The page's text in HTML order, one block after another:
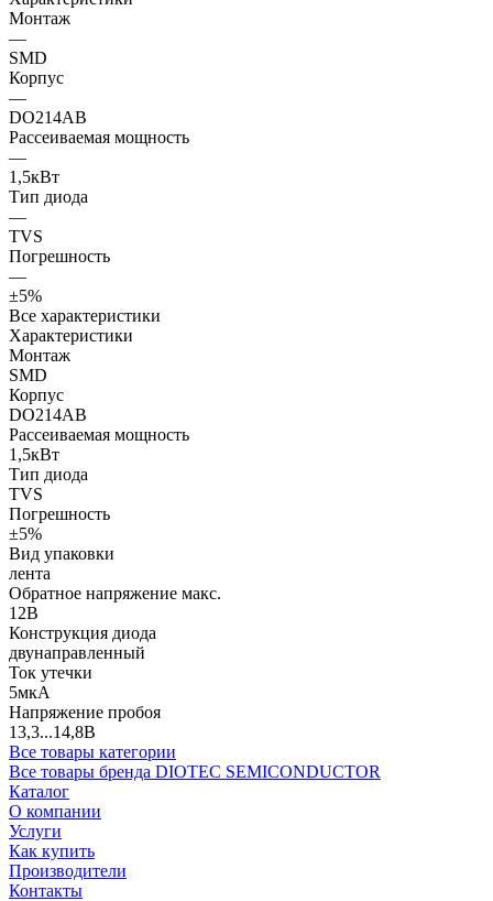
Монтаж
—
SMD
Корпус
—
DO214AB
Рассеиваемая мощность
—
1,5кВт
Тип диода
—
TVS
Погрешность
—
±5%
Все характеристики
Характеристики
Монтаж
SMD
Корпус
DO214AB
Рассеиваемая мощность
1,5кВт
Тип диода
TVS
Погрешность
±5%
Вид упаковки
лента
Обратное напряжение макс.
12В
Конструкция диода
двунаправленный
Ток утечки
5мкА
Напряжение пробоя
13,3...14,8В
Все товары категории
Все товары бренда DIOTEC SEMICONDUCTOR
Каталог
О компании
Услуги
Как купить
Производители
Контакты